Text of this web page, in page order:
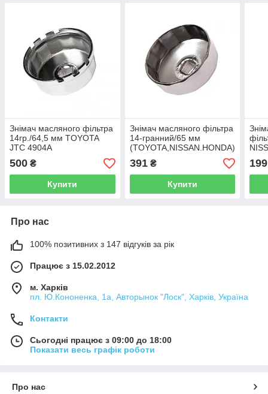
Знімач масляного фільтра
14гр./64,5 мм TOYOTA
JTC 4904A
500 ₴
Купити
Знімач масляного фільтра
14-гранний/65 мм
(TOYOTA,NISSAN.HONDA)
JTC 1114
391₴
Купити
199
Про нас
100% позитивних з 147 відгуків за рік
Працює з 15.02.2012
м. Харків
пл. Ю.Кононенка, 1а, Авторынок "Лоск", Харків, Україна
Контакти
Сьогодні працює з 09:00 до 18:00
Показати весь графік роботи
Про нас